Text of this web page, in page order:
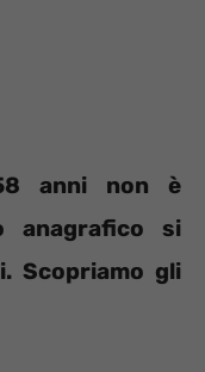
anni non è
anagrafico si
Scopriamo gli